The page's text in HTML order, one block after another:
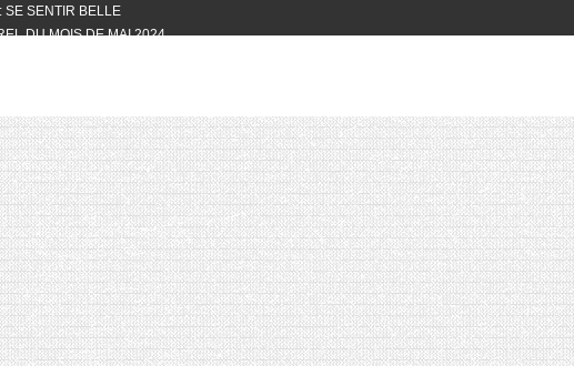
SE SENTIR BELLE
DU MOIS DE MAI 2024
BOX DU MOIS DE MAI 2024
CONVIVIALITÉ
BOX DU MOIS D’AVRIL
DES AUTRES, CE N’EST QUE LA
BOX DES MOIS DE
RISOTTO